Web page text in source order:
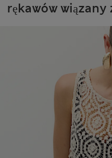
rękawów wiązany